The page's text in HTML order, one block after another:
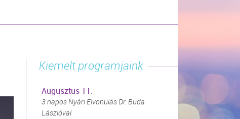
Kiemelt programjaink
Augusztus 11.
3 napos Nyári Elvonulás Dr. Buda
Lászlóval